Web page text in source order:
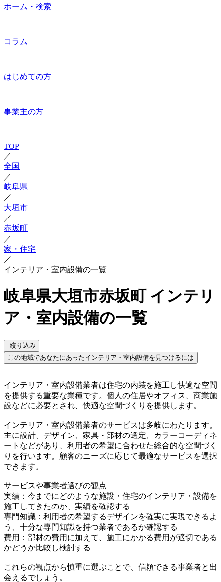
ホーム・検索
コラム
はじめての方
事業主の方
TOP
／
全国
／
岐阜県
／
大垣市
／
赤坂町
／
家・住宅
／
インテリア・室内設備の一覧
岐阜県大垣市赤坂町 インテリ
ア・室内設備の一覧
絞り込み
この地域であなたにあったインテリア・室内設備を見つけるには
インテリア・室内設備業者は住宅の内装を施工し快適な空間
を提供する重要な業種です。個人の住居やオフィス、商業施
設などに必要とされ、快適な空間づくりを提供します。
インテリア・室内設備業者のサービスは多岐にわたります。
主に設計、デザイン、家具・部材の選定、カラーコーディネ
ートなどがあり、利用者の希望に合わせた総合的な空間づく
りを行います。顧客のニーズに応じて最適なサービスを選択
できます。
サービスや事業者選びの観点
実績：今までにどのような施設・住宅のインテリア・設備を
施工してきたのか、実績を確認する
専門知識：利用者の希望するデザインを確実に実現できるよ
う、十分な専門知識を持つ業者であるか確認する
費用：部材の費用に加えて、施工にかかる費用が適切である
かどうか比較し検討する
これらの観点から慎重に選ぶことで、信頼できる事業者と出
会えるでしょう。